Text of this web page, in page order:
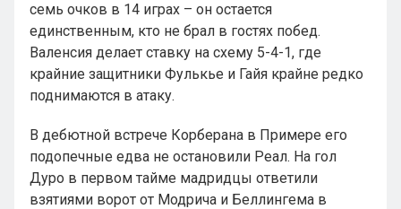
семь очков в 14 играх – он остается
единственным, кто не брал в гостях побед.
Валенсия делает ставку на схему 5-4-1, где
крайние защитники Фулькье и Гайя крайне редко
поднимаются в атаку.
В дебютной встрече Корберана в Примере его
подопечные едва не остановили Реал. На гол
Дуро в первом тайме мадридцы ответили
взятиями ворот от Модрича и Беллингема в